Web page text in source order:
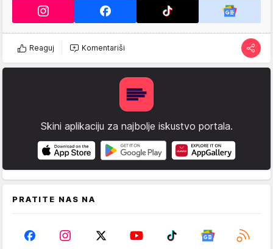
Reaguj Komentariši
Skini aplikaciju za najbolje iskustvo portala.
PRATITE NAS NA